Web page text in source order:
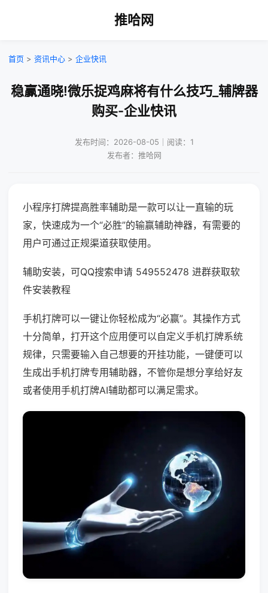
推哈网
首页 > 资讯中心 > 企业快讯
稳赢通晓!微乐捉鸡麻将有什么技巧_辅牌器
购买-企业快讯
发布时间：2026-08-05｜阅读：1
发布者：推哈网
小程序打牌提高胜率辅助是一款可以让一直输的玩
家，快速成为一个“必胜”的输赢辅助神器，有需要的
用户可通过正规渠道获取使用。
辅助安装，可QQ搜索申请 549552478 进群获取软
件安装教程
手机打牌可以一键让你轻松成为“必赢”。其操作方式
十分简单，打开这个应用便可以自定义手机打牌系统
规律，只需要输入自己想要的开挂功能，一键便可以
生成出手机打牌专用辅助器，不管你是想分享给好友
或者使用手机打牌AI辅助都可以满足需求。